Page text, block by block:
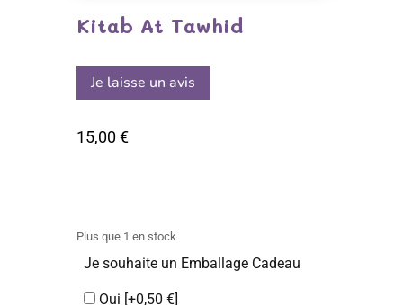
Kitab At Tawhid
Je laisse un avis
15,00€
Plus que 1 en stock
Je souhaite un Emballage Cadeau
Oui [+0,50 €]